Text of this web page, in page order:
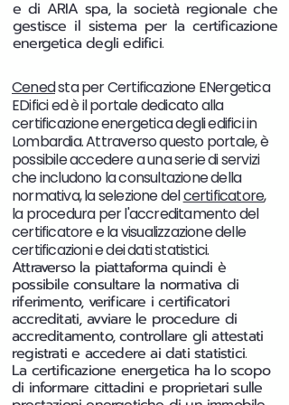
e di ARIA spa, la società regionale che
gestisce il sistema per la certificazione
energetica degli edifici.
Cenedsta per Certificazione ENergetica
EDifici ed è il portale dedicato alla
certificazione energetica degli edifici in
Lombardia. Attraverso questo portale, è
possibile accedere a una serie di servizi
che includono la consultazione della
normativa, la selezione delcertificatore,
la procedura per l'accreditamento del
certificatore e la visualizzazione delle
certificazioni e dei dati statistici.
Attraverso la piattaforma quindi è
possibile consultare la normativa di
riferimento, verificare i certificatori
accreditati, avviare le procedure di
accreditamento, controllare gli attestati
registrati e accedere ai dati statistici.
La certificazione energetica ha lo scopo
di informare cittadini e proprietari sulle